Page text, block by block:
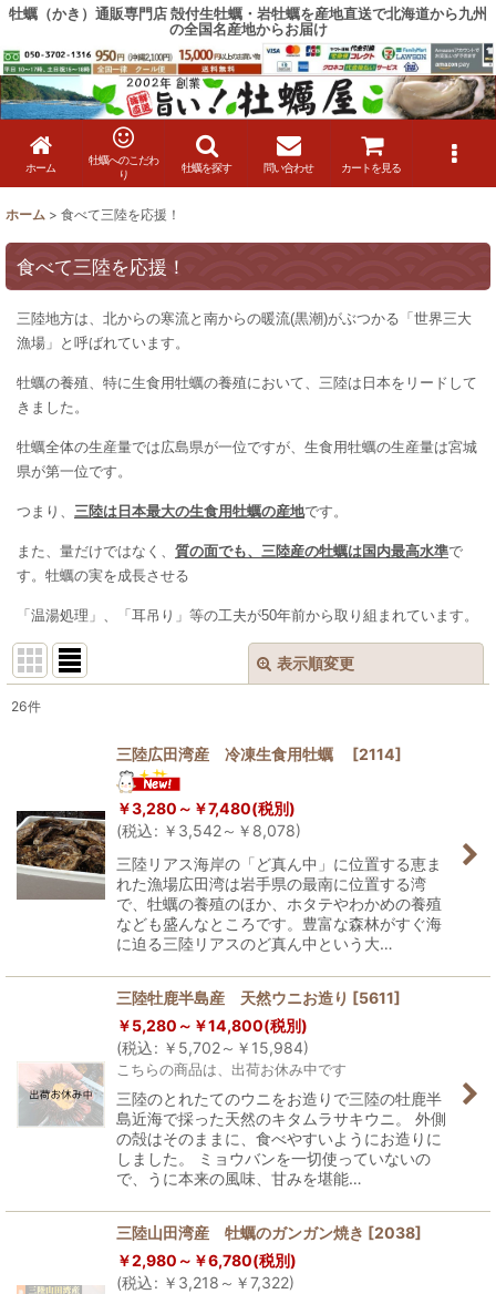
牡蠣（かき）通販専門店 殻付生牡蠣・岩牡蠣を産地直送で北海道から九州
の全国名産地からお届け
ホーム
牡蠣へのこだわ
り
牡蠣を探す 問い合わせ カートを見る
ホーム > 食べて三陸を応援！
食べて三陸を応援！
三陸地方は、北からの寒流と南からの暖流(黒潮)がぶつかる「世界三大
漁場」と呼ばれています。
牡蠣の養殖、特に生食用牡蠣の養殖において、三陸は日本をリードして
きました。
牡蠣全体の生産量では広島県が一位ですが、生食用牡蠣の生産量は宮城
県が第一位です。
つまり、 三陸は日本最大の生食用牡蠣の産地です。
また、量だけではなく、 質の面でも、三陸産の牡蠣は国内最高水準で
す。牡蠣の実を成長させる
「温湯処理」、「耳吊り」等の工夫が50年前から取り組まれています。
表示順変更
並び順:
絞り込む
26件
三陸広田湾産 冷凍生食用牡蠣 [2114]
￥3,280～ ￥7,480(税別)
(税込: ￥ 3,542～ ￥ 8,078)
三陸リアス海岸の「ど真ん中」に位置する恵ま
れた漁場広田湾は岩手県の最南に位置する湾
で、牡蠣の養殖のほか、ホタテやわかめの養殖
なども盛んなところです。豊富な森林がすぐ海
に迫る三陸リアスのど真ん中という大…
三陸牡鹿半島産 天然ウニお造り [5611]
￥5,280～ ￥14,800(税別)
(税込: ￥ 5,702～ ￥ 15,984)
こちらの商品は、出荷お休み中です
三陸のとれたてのウニをお造りで三陸の牡鹿半
島近海で採った天然のキタムラサキウニ。 外側
の殻はそのままに、食べやすいようにお造りに
しました。 ミョウバンを一切使っていないの
で、うに本来の風味、甘みを堪能…
三陸山田湾産 牡蠣のガンガン焼き [2038]
￥2,980～ ￥6,780(税別)
(税込: ￥ 3,218～ ￥7,322)